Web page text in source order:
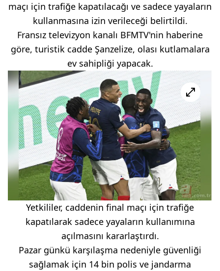
maçı için trafiğe kapatılacağı ve sadece yayaların
kullanmasına izin verileceği belirtildi.
Fransız televizyon kanalı BFMTV'nin haberine
göre, turistik cadde Şanzelize, olası kutlamalara
ev sahipliği yapacak.
Yetkililer, caddenin final maçı için trafiğe
kapatılarak sadece yayaların kullanımına
açılmasını kararlaştırdı.
Pazar günkü karşılaşma nedeniyle güvenliği
sağlamak için 14 bin polis ve jandarma